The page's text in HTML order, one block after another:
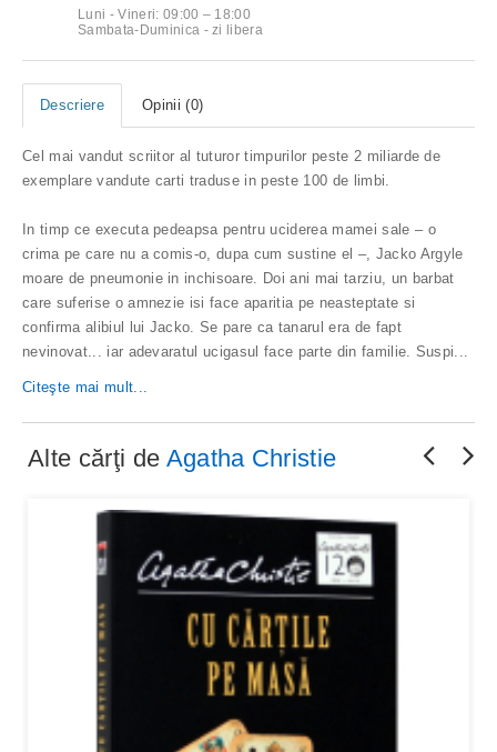
Luni - Vineri: 09:00 – 18:00
Sambata-Duminica - zi libera
Descriere Opinii (0)
Cel mai vandut scriitor al tuturor timpurilor peste 2 miliarde de
exemplare vandute carti traduse in peste 100 de limbi.
In timp ce executa pedeapsa pentru uciderea mamei sale – o
crima pe care nu a comis-o, dupa cum sustine el –, Jacko Argyle
moare de pneumonie in inchisoare. Doi ani mai tarziu, un barbat
care suferise o amnezie isi face aparitia pe neasteptate si
confirma alibiul lui Jacko. Se pare ca tanarul era de fapt
nevinovat... iar adevaratul ucigasul face parte din familie. Suspi
Citeşte mai mult...
Alte cărţi de Agatha Christie